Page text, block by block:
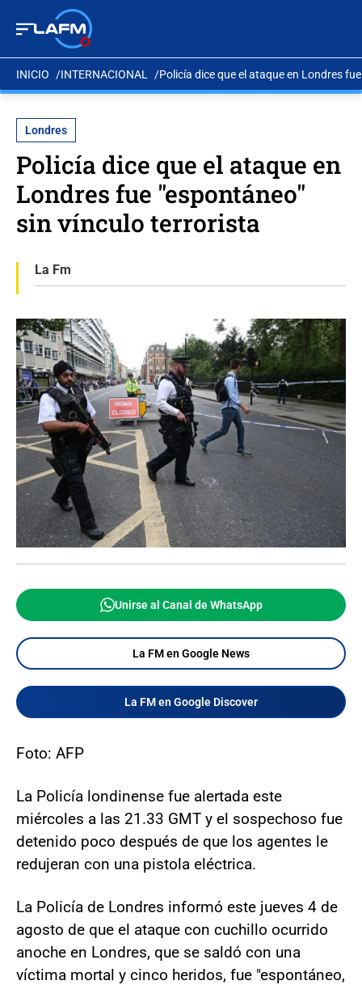
INICIO INTERNACIONAL Policía dice que el ataque en Londres
Londres
Policía dice que el ataque en
Londres fue "espontáneo"
sin vínculo terrorista
La Fm
Unirse al Canal de WhatsApp
La FM en Google News
La FM en Google Discover
Foto: AFP
La Policía londinense fue alertada este
miércoles a las 21.33 GMT y el sospechoso fue
detenido poco después de que los agentes le
redujeran con una pistola eléctrica.
La Policía de Londres informó este jueves 4 de
agosto de que el ataque con cuchillo ocurrido
anoche en Londres, que se saldó con una
víctima mortal y cinco heridos, fue "espontáneo,